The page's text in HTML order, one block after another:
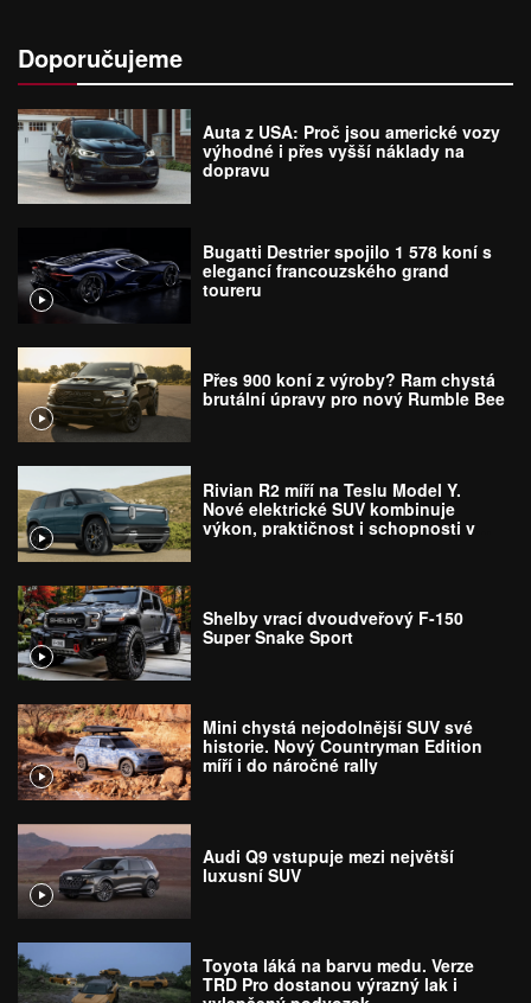
Doporučujeme
Auta z USA: Proč jsou americké vozy
výhodné i přes vyšší náklady na
dopravu
Bugatti Destrier spojilo 1 578 koní s
elegancí francouzského grand
toureru
Přes 900 koní z výroby? Ram chystá
brutální úpravy pro nový Rumble Bee
Rivian R2 míří na Teslu Model Y.
Nové elektrické SUV kombinuje
výkon, praktičnost i schopnosti v
Shelby vrací dvoudveřový F-150
Super Snake Sport
Mini chystá nejodolnější SUV své
historie. Nový Countryman Edition
míří i do náročné rally
Audi Q9 vstupuje mezi největší
luxusní SUV
Toyota láká na barvu medu. Verze
TRD Pro dostanou výrazný lak i